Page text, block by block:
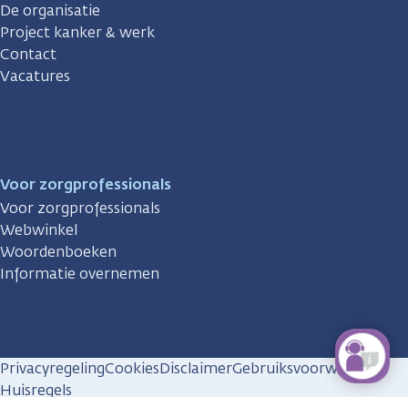
De organisatie
Project kanker & werk
Contact
Vacatures
Voor zorgprofessionals
Voor zorgprofessionals
Webwinkel
Woordenboeken
Informatie overnemen
PrivacyregelingCookiesDisclaimerGebruiksvoorwaarden
Huisregels